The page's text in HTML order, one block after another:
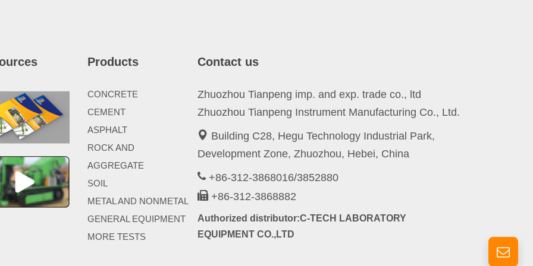
Products
CONCRETE
CEMENT
ASPHALT
ROCK AND
AGGREGATE
SOIL
METAL AND NONMETAL
GENERAL EQUIPMENT
MORE TESTS
Contact us
Zhuozhou Tianpeng imp. and exp. trade co., ltd
Zhuozhou Tianpeng Instrument Manufacturing Co., Ltd.
Building C28, Hegu Technology Industrial Park,
Development Zone, Zhuozhou, Hebei, China
+86-312-3868016/3852880
+86-312-3868882
Authorized distributor:C-TECH LABORATORY
EQUIPMENT CO.,LTD